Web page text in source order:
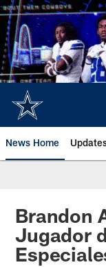
Skip
to
main
content
News Home
Brandon
Jugador